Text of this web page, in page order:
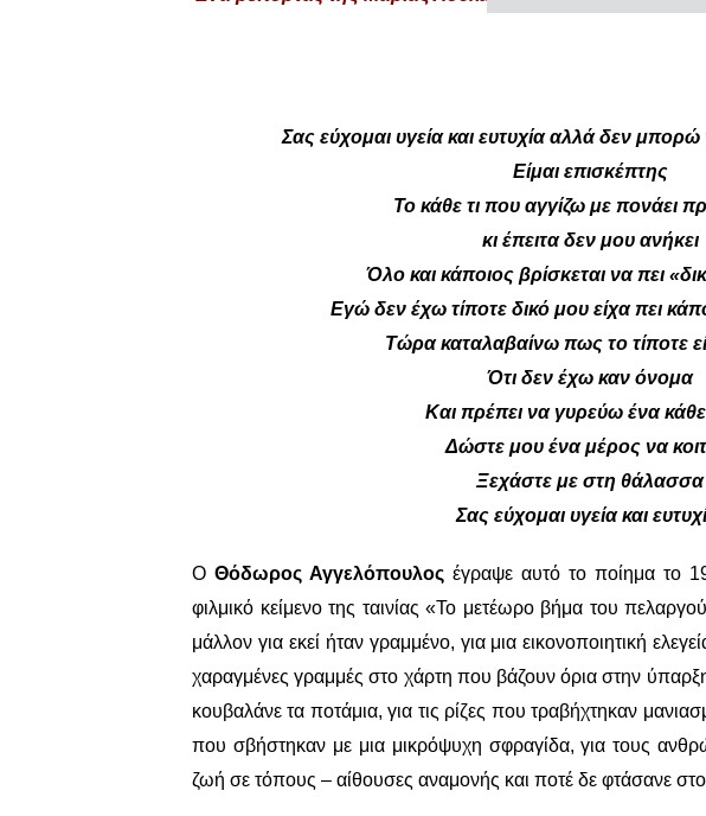
Σας εύχομαι υγεία και ευτυχία αλλά δεν
Είμαι επισκέπτης
Το κάθε τι που αγγίζω με πονάει
κι έπειτα δεν μου ανήκει
Όλο και κάποιος βρίσκεται να πει
Εγώ δεν έχω τίποτε δικό μου είχα πει
Τώρα καταλαβαίνω πως το τίποτε
Ότι δεν έχω καν όνομα
Και πρέπει να γυρεύω ένα
Δώστε μου ένα μέρος να
Ξεχάστε με στη θάλασσα
Σας εύχομαι υγεία και
ΟΘόδωρος Αγγελόπουλος έγραψε αυτό το ποίημα το
φιλμικό κείμενο της ταινίας «Το μετέωρο βήμα του
μάλλον για εκεί ήταν γραμμένο, για μια εικονοποιητική
χαραγμένες γραμμές στο χάρτη που βάζουν όρια στην
κουβαλάνε τα ποτάμια, για τις ρίζες που τραβήχτηκαν
που σβήστηκαν με μια μικρόψυχη σφραγίδα, για τους
ζωή σε τόπους – αίθουσες αναμονής και ποτέ δε φτάσανε